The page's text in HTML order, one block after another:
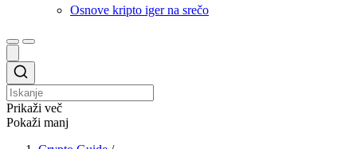
Osnove kripto iger na srečo
Prikaži več
Pokaži manj